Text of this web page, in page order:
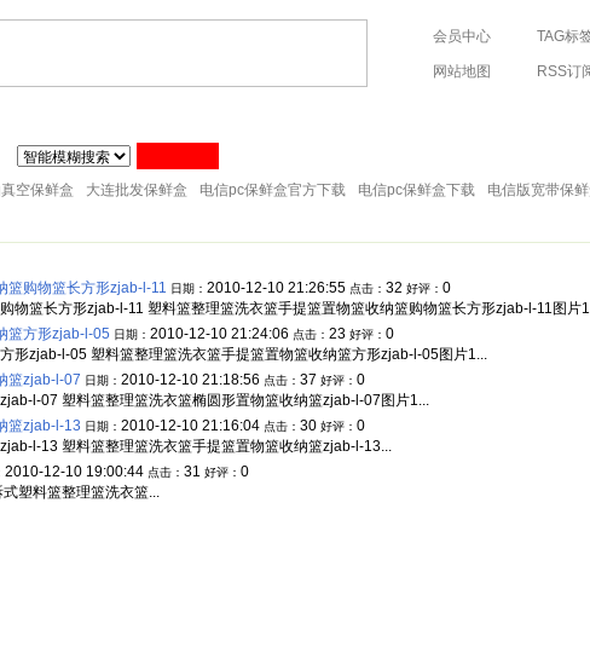
会员中心 TAG标
网站地图 RSS订
理箱 塑料储物架
空保鲜盒 大连批发保鲜盒 电信pc保鲜盒官方下载 电信pc保鲜盒下载 电信版宽带保
篮购物篮长方形zjab-l-11 日期： 2010-12-10 21:26:55 点击： 32 好评： 0
物篮长方形zjab-l-11 塑料篮整理篮洗衣篮手提篮置物篮收纳篮购物篮长方形zjab-l-11图片
篮方形zjab-l-05 日期： 2010-12-10 21:24:06 点击： 23 好评： 0
形zjab-l-05 塑料篮整理篮洗衣篮手提篮置物篮收纳篮方形zjab-l-05图片1...
篮zjab-l-07 日期： 2010-12-10 21:18:56 点击： 37 好评： 0
l-07 塑料篮整理篮洗衣篮椭圆形置物篮收纳篮zjab-l-07图片1...
篮zjab-l-13 日期： 2010-12-10 21:16:04 点击： 30 好评： 0
l-13 塑料篮整理篮洗衣篮手提篮置物篮收纳篮zjab-l-13...
2010-12-10 19:00:44 点击： 31 好评： 0
塑料篮整理篮洗衣篮...